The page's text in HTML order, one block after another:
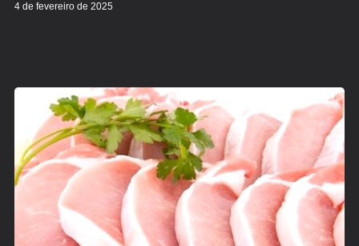
4 de fevereiro de 2025